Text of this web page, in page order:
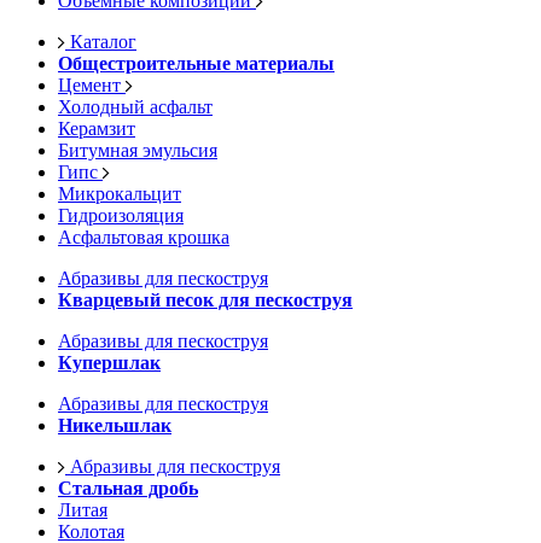
Каталог
Общестроительные материалы
Цемент
Холодный асфальт
Керамзит
Битумная эмульсия
Гипс
Микрокальцит
Гидроизоляция
Асфальтовая крошка
Абразивы для пескоструя
Кварцевый песок для пескоструя
Абразивы для пескоструя
Купершлак
Абразивы для пескоструя
Никельшлак
Абразивы для пескоструя
Стальная дробь
Литая
Колотая